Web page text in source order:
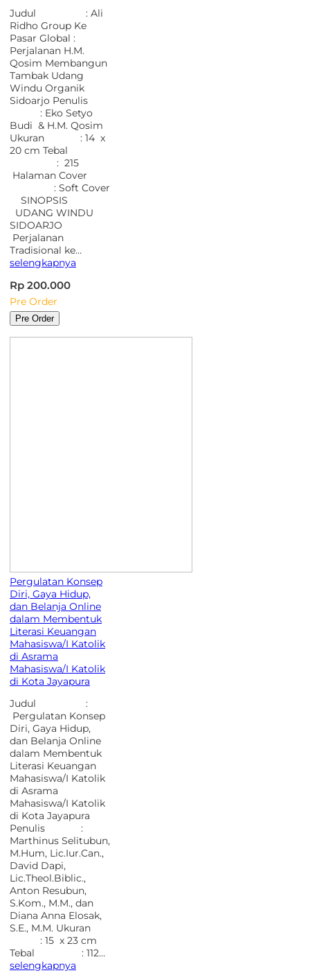
Judul : Ali
Ridho Group Ke
Pasar Global :
Perjalanan H.M.
Qosim Membangun
Tambak Udang
Windu Organik
Sidoarjo Penulis
: Eko Setyo
Budi & H.M. Qosim
Ukuran : 14 x
20 cm Tebal
: 215
Halaman Cover
: Soft Cover
SINOPSIS
UDANG WINDU
SIDOARJO
Perjalanan
Tradisional ke…
selengkapnya
Rp 200.000
Pre Order
Pre Order
Pergulatan Konsep
Diri, Gaya Hidup,
dan Belanja Online
dalam Membentuk
Literasi Keuangan
Mahasiswa/I Katolik
di Asrama
Mahasiswa/I Katolik
di Kota Jayapura
Judul :
Pergulatan Konsep
Diri, Gaya Hidup,
dan Belanja Online
dalam Membentuk
Literasi Keuangan
Mahasiswa/I Katolik
di Asrama
Mahasiswa/I Katolik
di Kota Jayapura
Penulis :
Marthinus Selitubun,
M.Hum, Lic.Iur.Can.,
David Dapi,
Lic.Theol.Biblic.,
Anton Resubun,
S.Kom., M.M., dan
Diana Anna Elosak,
S.E., M.M. Ukuran
: 15 x 23 cm
Tebal : 112…
selengkapnya